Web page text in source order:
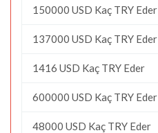
150000 USD Kaç TRY Eder
137000 USD Kaç TRY Eder
1416 USD Kaç TRY Eder
600000 USD Kaç TRY Eder
48000 USD Kaç TRY Eder